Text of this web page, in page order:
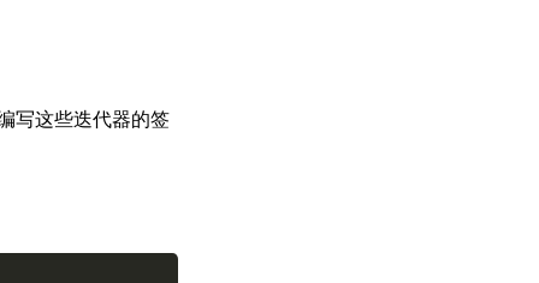
写这些迭代器的签